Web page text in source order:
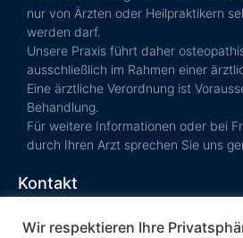
nur von Ärzten oder Heilpraktikern
werden darf.
Unsere Praxis führt daher
ausschließlich im Rahmen einer
Eine ärztliche Verordnung ist
Behandlung.
Für weitere Informationen oder bei
durch Ihren Arzt sprechen Sie uns
Kontakt
Wir respektieren Ihre